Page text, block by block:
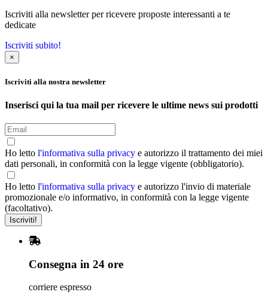
Iscriviti alla newsletter per ricevere proposte interessanti a te
dedicate
Iscriviti subito!
×
Iscriviti alla nostra newsletter
Inserisci qui la tua mail per ricevere le ultime news sui prodotti
Ho letto l'informativa sulla privacy e autorizzo il trattamento dei miei
dati personali, in conformità con la legge vigente (obbligatorio).
Ho letto l'informativa sulla privacy e autorizzo l'invio di materiale
promozionale e/o informativo, in conformità con la legge vigente
(facoltativo).
Consegna in 24 ore
corriere espresso